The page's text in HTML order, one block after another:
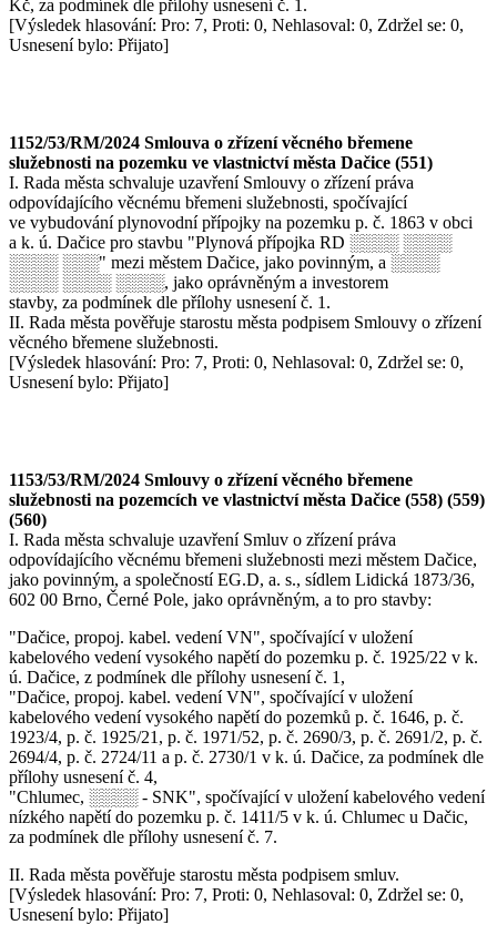
Kč, za podmínek dle přílohy usnesení č. 1.
[Výsledek hlasování: Pro: 7, Proti: 0, Nehlasoval: 0, Zdržel se: 0,
Usnesení bylo: Přijato]
1152/53/RM/2024 Smlouva o zřízení věcného břemene
služebnosti na pozemku ve vlastnictví města Dačice (551)
I. Rada města schvaluje uzavření Smlouvy o zřízení práva
odpovídajícího věcnému břemeni služebnosti, spočívající
ve vybudování plynovodní přípojky na pozemku p. č. 1863 v obci
a k. ú. Dačice pro stavbu "Plynová přípojka RD ░░░░ ░░░░
░░░░ ░░░" mezi městem Dačice, jako povinným, a ░░░░
░░░░ ░░░░ ░░░░, jako oprávněným a investorem
stavby, za podmínek dle přílohy usnesení č. 1.
II. Rada města pověřuje starostu města podpisem Smlouvy o zřízení
věcného břemene služebnosti.
[Výsledek hlasování: Pro: 7, Proti: 0, Nehlasoval: 0, Zdržel se: 0,
Usnesení bylo: Přijato]
1153/53/RM/2024 Smlouvy o zřízení věcného břemene
služebnosti na pozemcích ve vlastnictví města Dačice (558) (559)
(560)
I. Rada města schvaluje uzavření Smluv o zřízení práva
odpovídajícího věcnému břemeni služebnosti mezi městem Dačice,
jako povinným, a společností EG.D, a. s., sídlem Lidická 1873/36,
602 00 Brno, Černé Pole, jako oprávněným, a to pro stavby:
"Dačice, propoj. kabel. vedení VN", spočívající v uložení
kabelového vedení vysokého napětí do pozemku p. č. 1925/22 v k.
ú. Dačice, z podmínek dle přílohy usnesení č. 1,
"Dačice, propoj. kabel. vedení VN", spočívající v uložení
kabelového vedení vysokého napětí do pozemků p. č. 1646, p. č.
1923/4, p. č. 1925/21, p. č. 1971/52, p. č. 2690/3, p. č. 2691/2, p. č.
2694/4, p. č. 2724/11 a p. č. 2730/1 v k. ú. Dačice, za podmínek dle
přílohy usnesení č. 4,
"Chlumec, ░░░░ - SNK", spočívající v uložení kabelového vedení
nízkého napětí do pozemku p. č. 1411/5 v k. ú. Chlumec u Dačic,
za podmínek dle přílohy usnesení č. 7.
II. Rada města pověřuje starostu města podpisem smluv.
[Výsledek hlasování: Pro: 7, Proti: 0, Nehlasoval: 0, Zdržel se: 0,
Usnesení bylo: Přijato]